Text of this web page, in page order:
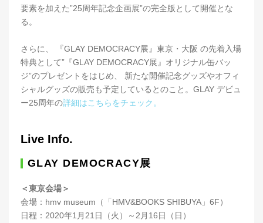
要素を加えた”25周年記念企画展”の完全版として開催とな
る。
さらに、 『GLAY DEMOCRACY展』東京・大阪 の先着入場
特典として”『GLAY DEMOCRACY展』オリジナル缶バッ
ジ”のプレゼントをはじめ、 新たな開催記念グッズやオフィ
シャルグッズの販売も予定しているとのこと。GLAY デビュ
ー25周年の詳細はこちらをチェック。
Live Info.
GLAY DEMOCRACY展
＜東京会場＞
会場：hmv museum（「HMV&BOOKS SHIBUYA」6F）
日程：2020年1月21日（火）～2月16日（日）